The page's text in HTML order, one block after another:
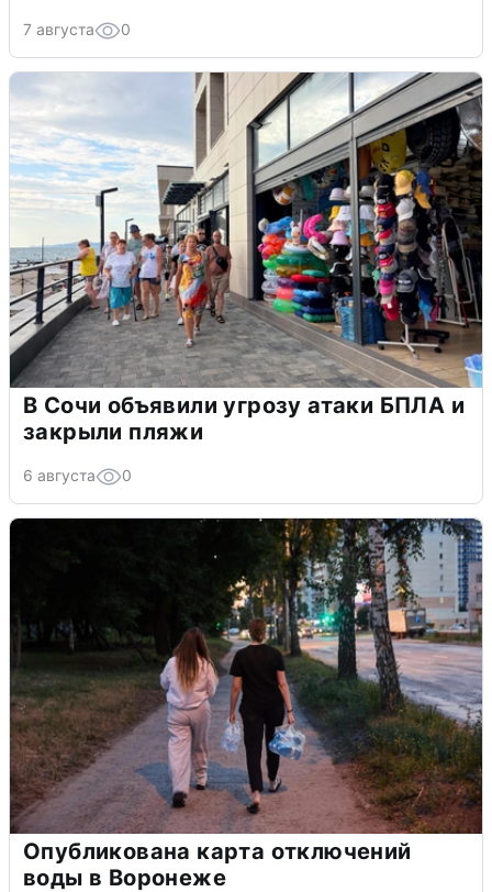
7 августа 0
В Сочи объявили угрозу атаки БПЛА и
закрыли пляжи
6 августа 0
Опубликована карта отключений
воды в Воронеже